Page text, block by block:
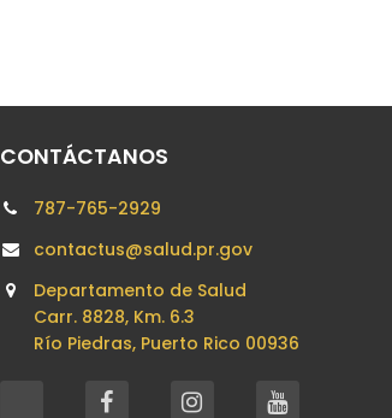
CONTÁCTANOS
787-765-2929
contactus@salud.pr.gov
Departamento de Salud
Carr. 8828, Km. 6.3
Río Piedras, Puerto Rico 00936